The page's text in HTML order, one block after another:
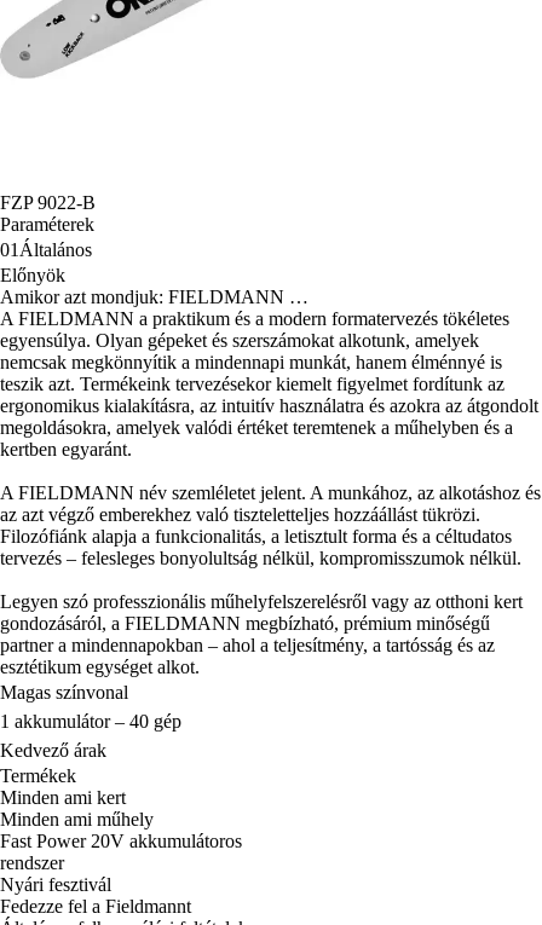
FZP 9022-B
Paraméterek
01 Általános
Előnyök
Amikor azt mondjuk: FIELDMANN …
A FIELDMANN a praktikum és a modern formatervezés tökéletes
egyensúlya. Olyan gépeket és szerszámokat alkotunk, amelyek
nemcsak megkönnyítik a mindennapi munkát, hanem élménnyé is
teszik azt. Termékeink tervezésekor kiemelt figyelmet fordítunk az
ergonomikus kialakításra, az intuitív használatra és azokra az átgondolt
megoldásokra, amelyek valódi értéket teremtenek a műhelyben és a
kertben egyaránt.
A FIELDMANN név szemléletet jelent. A munkához, az alkotáshoz és
az azt végző emberekhez való tiszteletteljes hozzáállást tükrözi.
Filozófiánk alapja a funkcionalitás, a letisztult forma és a céltudatos
tervezés – felesleges bonyolultság nélkül, kompromisszumok nélkül.
Legyen szó professzionális műhelyfelszerelésről vagy az otthoni kert
gondozásáról, a FIELDMANN megbízható, prémium minőségű
partner a mindennapokban – ahol a teljesítmény, a tartósság és az
esztétikum egységet alkot.
Magas színvonal
1 akkumulátor – 40 gép
Kedvező árak
Termékek
Minden ami kert
Minden ami műhely
Fast Power 20V akkumulátoros
rendszer
Nyári fesztivál
Fedezze fel a Fieldmannt